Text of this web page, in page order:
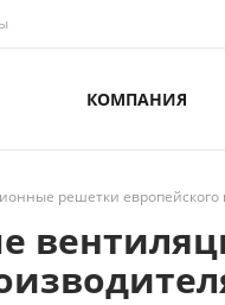
КОМПАНИЯ
решетки европейского